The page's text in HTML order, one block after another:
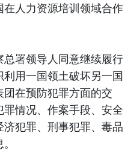
人力资源培训领域合作
署领导人同意继续履行
用一国领土破坏另一国
在预防犯罪方面的交
情况、作案手段、安全
犯罪、刑事犯罪、毒品